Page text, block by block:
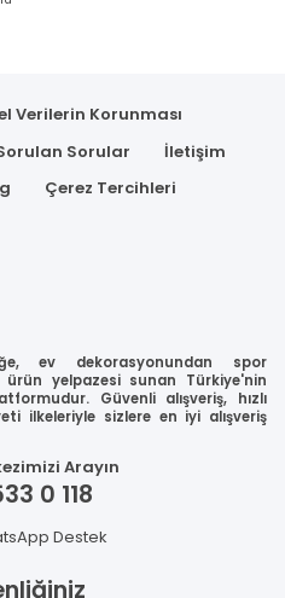
Verilerin Korunması
Sorular
İletişim
Çerez Tercihleri
ev dekorasyonundan spor
yelpazesi sunan Türkiye'nin
Güvenli alışveriş, hızlı
ilkeleriyle sizlere en iyi alışveriş
Arayın
0 118
Destek